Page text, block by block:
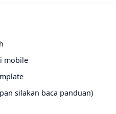
mobile
silakan baca panduan)